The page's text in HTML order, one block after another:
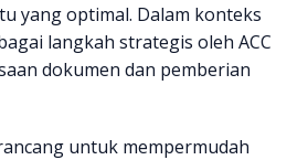
yang optimal. Dalam konteks
langkah strategis oleh ACC
dokumen dan pemberian
untuk mempermudah